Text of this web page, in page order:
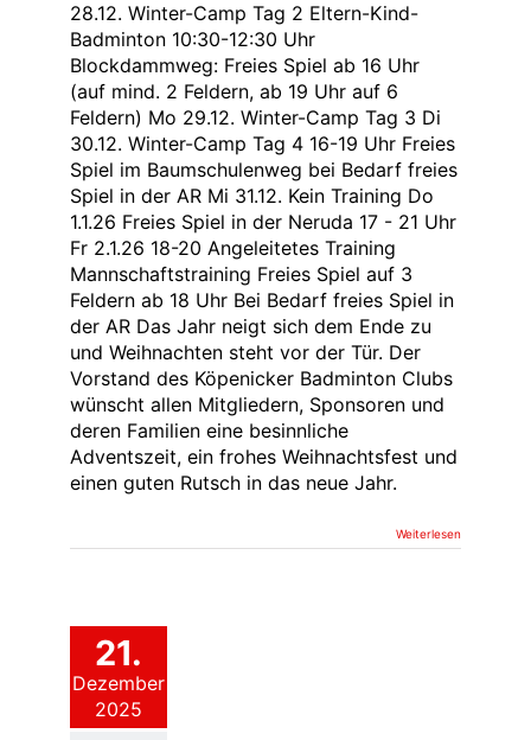
28.12. Winter-Camp Tag 2 Eltern-Kind-
Badminton 10:30-12:30 Uhr
Blockdammweg: Freies Spiel ab 16 Uhr
(auf mind. 2 Feldern, ab 19 Uhr auf 6
Feldern) Mo 29.12. Winter-Camp Tag 3 Di
30.12. Winter-Camp Tag 4 16-19 Uhr Freies
Spiel im Baumschulenweg bei Bedarf freies
Spiel in der AR Mi 31.12. Kein Training Do
1.1.26 Freies Spiel in der Neruda 17 - 21 Uhr
Fr 2.1.26 18-20 Angeleitetes Training
Mannschaftstraining Freies Spiel auf 3
Feldern ab 18 Uhr Bei Bedarf freies Spiel in
der AR Das Jahr neigt sich dem Ende zu
und Weihnachten steht vor der Tür. Der
Vorstand des Köpenicker Badminton Clubs
wünscht allen Mitgliedern, Sponsoren und
deren Familien eine besinnliche
Adventszeit, ein frohes Weihnachtsfest und
einen guten Rutsch in das neue Jahr.
Weiterlesen
21.
Dezember
2025